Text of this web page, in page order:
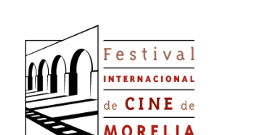
contenido
principal